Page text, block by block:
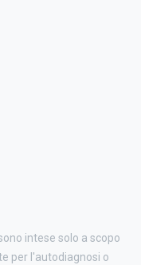
intese solo a scopo
per l'autodiagnosi o